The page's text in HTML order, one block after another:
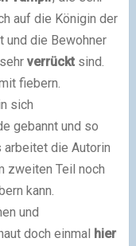
auf die Königin der
und die Bewohner
verrücktsind.
fiebern.
sich
gebannt und so
die Autorin
zweiten Teil noch
kann.
und
doch einmal hier